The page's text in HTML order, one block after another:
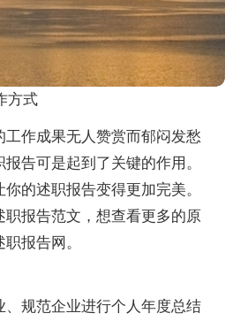
方式
工作成果无人赞赏而郁闷发愁
告可是起到了关键的作用。
的述职报告变得更加完美。
报告范文，想查看更多的原
报告网。
、规范企业进行个人年度总结